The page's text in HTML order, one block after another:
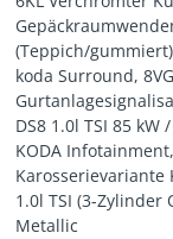
(Teppich/
koda Surround,
DS8 1.0l TSI 85 kW
KODA
Karosserievariante
1.0l TSI (3-Zylinder
Metallic